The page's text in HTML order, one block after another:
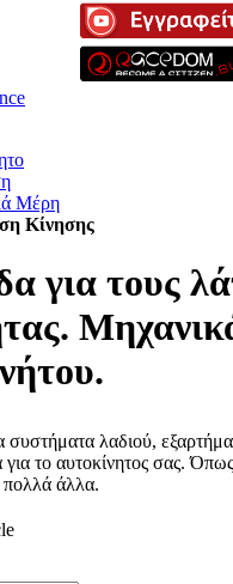
Μέρη
Κίνησης
για τους
συστήματα λαδιού,
για το αυτοκίνητος σας.
πολλά άλλα.